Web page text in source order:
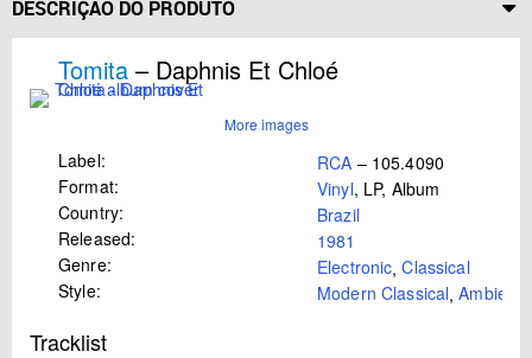
DESCRIÇÃO DO PRODUTO
Tomita – Daphnis Et Chloé
More images
Label: RCA – 105.4090
Format:
Vinyl, LP, Album
Country:
Brazil
Released:
1981
Genre:
Electronic,Classical
Style:
Modern Classical,Ambient
Tracklist